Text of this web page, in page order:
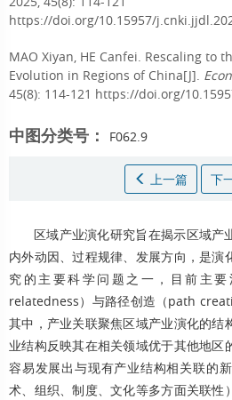
https://doi.org/10.15957/
MAO Xiyan HE Canfei Rescaling to
Evolution in Regions of China[J].
45(8): 114-121 https://doi.org/
中图分类号： F062.9
上一篇 下
区域产业演化研究旨在揭示区域产
内外动因、过程规律、发展方向，是演
究的主要科学问题之一，目前主
relatedness）与路径创造（path
其中，产业关联聚焦区域产业演化的结
业结构反映其在相关领域优于其他地区
容易发展出与现有产业结构相关联的
术、组织、制度、文化等多方面关联性